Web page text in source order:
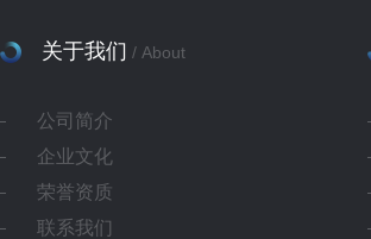
关于我们 / About
公司简介
企业文化
荣誉资质
联系我们